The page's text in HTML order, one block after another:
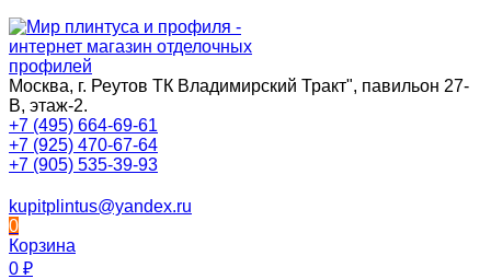
Москва, г. Реутов ТК Владимирский Тракт", павильон 27-
В, этаж-2.
+7 (495) 664-69-61
+7 (925) 470-67-64
+7 (905) 535-39-93
kupitplintus@yandex.ru
0
Корзина
0 ₽